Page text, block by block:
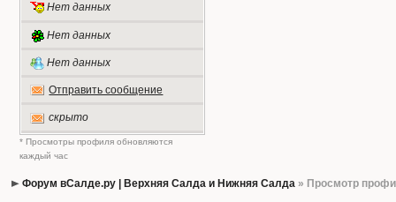
Нет данных
Нет данных
Нет данных
Отправить сообщение
скрыто
* Просмотры профиля обновляются
каждый час
Форум вСалде.ру | Верхняя Салда и Нижняя Салда » Просмотр